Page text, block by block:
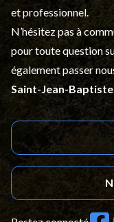
et professionnel.
N’hésitez pas à
pour toute question
également passer
Saint-Jean-Baptiste